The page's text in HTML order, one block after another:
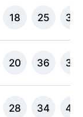
18 25 30
20 36 38
28 34 40